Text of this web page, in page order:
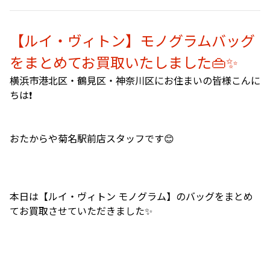
【ルイ・ヴィトン】モノグラムバッグ
をまとめてお買取いたしました👜✨
横浜市港北区・鶴見区・神奈川区にお住まいの皆様こんに
ちは❗️
おたからや菊名駅前店スタッフです😊
本日は【ルイ・ヴィトン モノグラム】のバッグをまとめ
てお買取させていただきました✨